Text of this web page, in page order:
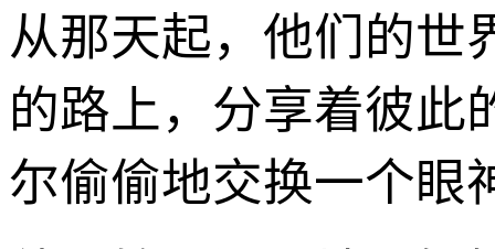
从那天起，他们的世
的路上，分享着彼此
尔偷偷地交换一个眼